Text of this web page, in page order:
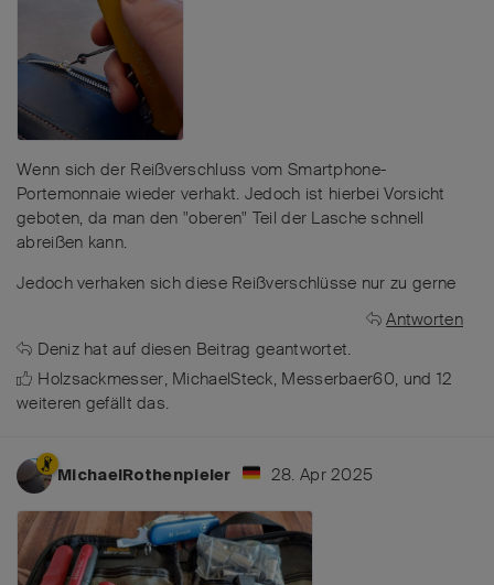
Wenn sich der Reißverschluss vom Smartphone-
Portemonnaie wieder verhakt. Jedoch ist hierbei Vorsicht
geboten, da man den "oberen" Teil der Lasche schnell
abreißen kann.
Jedoch verhaken sich diese Reißverschlüsse nur zu gerne
Antworten
Deniz hat auf diesen Beitrag geantwortet.
Holzsackmesser, MichaelSteck, Messerbaer60, und 12
weiteren gefällt das.
MichaelRothenpieler 28. Apr 2025